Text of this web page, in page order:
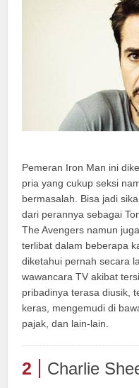
Pemeran Iron Man ini
pria yang cukup seksi
bermasalah. Bisa jadi
dari perannya sebagai
The Avengers namun
terlibat dalam beberapa
diketahui pernah secara
wawancara TV akibat
pribadinya terasa diusik,
keras, mengemudi di
pajak, dan lain-lain.
2 Charlie